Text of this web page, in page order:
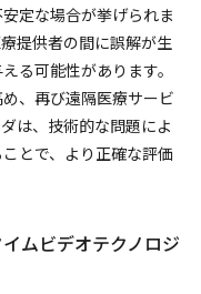
定な場合が挙げられま
提供者の間に誤解が生
る可能性があります。
、再び遠隔医療サービ
は、技術的な問題によ
とで、より正確な評価
ムビデオテクノロジ